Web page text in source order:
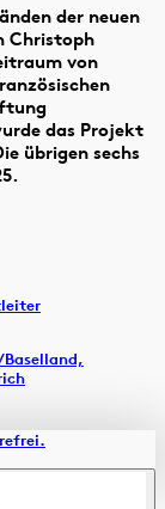
der neuen
Christoph
von
das Projekt
übrigen sechs
Baselland,